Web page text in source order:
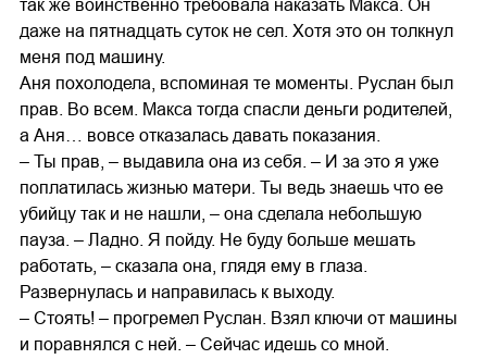
так же воинственно требовала наказать Макса. Он
даже на пятнадцать суток не сел. Хотя это он толкнул
меня под машину.
Аня похолодела, вспоминая те моменты. Руслан был
прав. Во всем. Макса тогда спасли деньги родителей,
а Аня… вовсе отказалась давать показания.
– Ты прав, – выдавила она из себя. – И за это я уже
поплатилась жизнью матери. Ты ведь знаешь что ее
убийцу так и не нашли, – она сделала небольшую
пауза. – Ладно. Я пойду. Не буду больше мешать
работать, – сказала она, глядя ему в глаза.
Развернулась и направилась к выходу.
– Стоять! – прогремел Руслан. Взял ключи от машины
и поравнялся с ней. – Сейчас идешь со мной.